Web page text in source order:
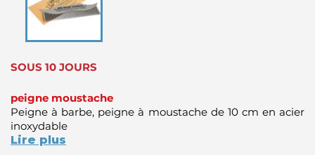
SOUS 10 JOURS
peigne moustache
Peigne à barbe, peigne à moustache de 10 cm en acier
inoxydable
Lire plus